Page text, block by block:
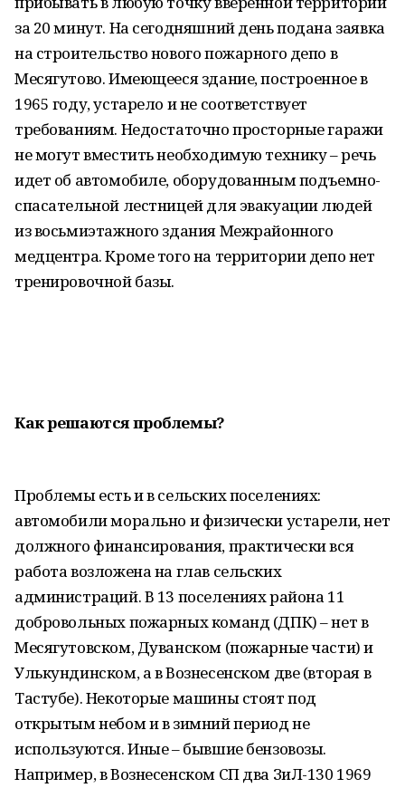
за 20 минут. На сегодняшний день подана заявка
на строительство нового пожарного депо в
Месягутово. Имеющееся здание, построенное в
1965 году, устарело и не соответствует
требованиям. Недостаточно просторные гаражи
не могут вместить необходимую технику – речь
идет об автомобиле, оборудованным подъемно-
спасательной лестницей для эвакуации людей
из восьмиэтажного здания Межрайонного
медцентра. Кроме того на территории депо нет
тренировочной базы.
Как решаются проблемы?
Проблемы есть и в сельских поселениях:
автомобили морально и физически устарели, нет
должного финансирования, практически вся
работа возложена на глав сельских
администраций. В 13 поселениях района 11
добровольных пожарных команд (ДПК) – нет в
Месягутовском, Дуванском (пожарные части) и
Улькундинском, а в Вознесенском две (вторая в
Тастубе). Некоторые машины стоят под
открытым небом и в зимний период не
используются. Иные – бывшие бензовозы.
Например, в Вознесенском СП два ЗиЛ-130 1969